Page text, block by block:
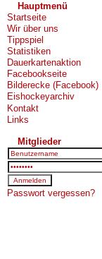
Hauptmenü
Startseite
Wir über uns
Tippspiel
Statistiken
Dauerkartenaktion
Facebookseite
Bilderecke (Facebook)
Eishockeyarchiv
Kontakt
Links
Mitglieder
Passwort vergessen?